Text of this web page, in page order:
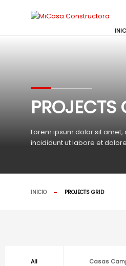
PROJECTS
Lorem ipsum dolor sit
incididunt ut labore et
INICIO PROJECTS GRID
All Casas
Nuestro equipo de atención al
👋 Hola. ¿Cómo podemos ayudarte?